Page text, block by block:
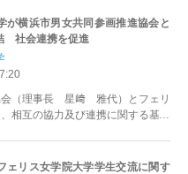
が横浜市男女共同参画推進協会と
社会連携を促進
会（理事長 星﨑 雅代）とフェリ
互の協力及び連携に関する基本
ェリス女学院大学学生交流に関す